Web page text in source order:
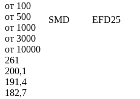
от 100
от 500
от 1000
от 3000
от 10000
261
200,1
191,4
182,7
SMD EFD25